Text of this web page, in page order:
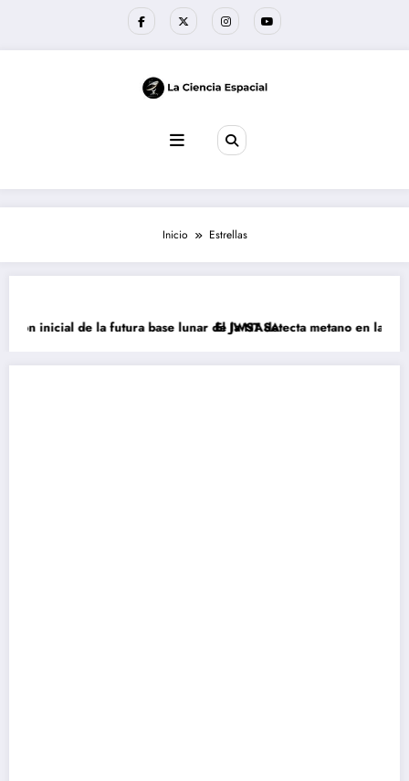
Inicio Estrellas
inicial de la futura base lunar de la NASAEl JWST detecta metano en la